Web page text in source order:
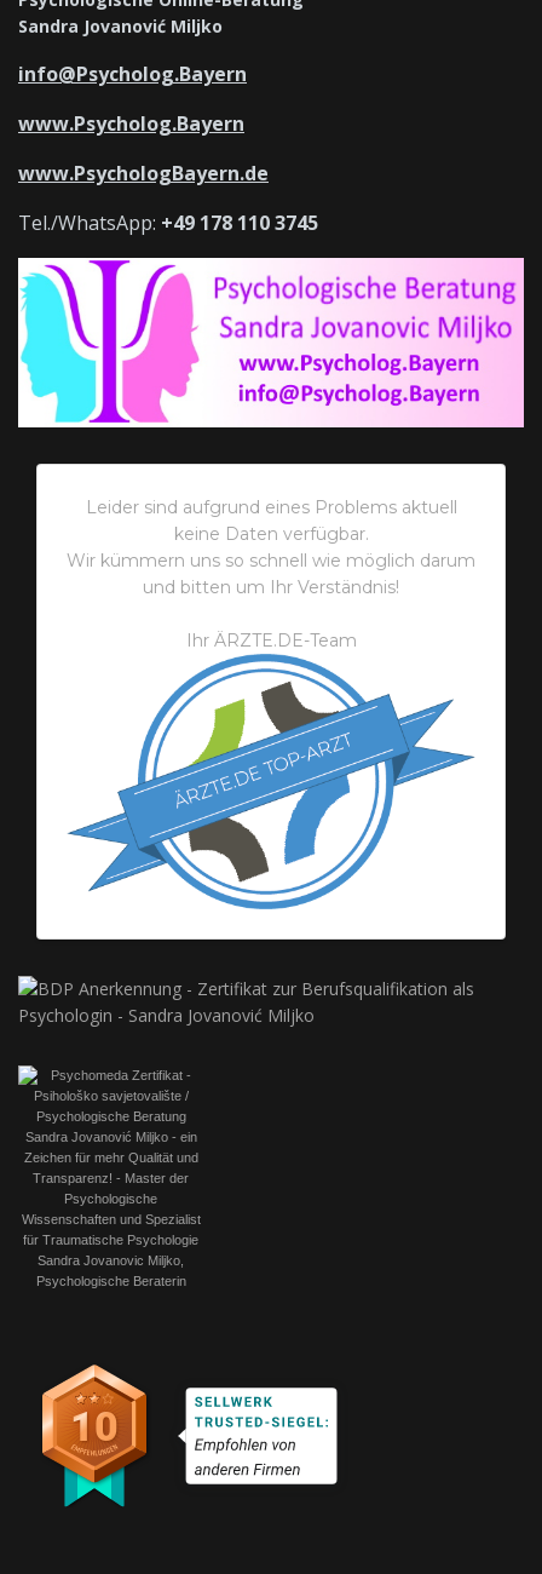
Sandra Jovanović Miljko
info@Psycholog.Bayern
www.Psycholog.Bayern
www.PsychologBayern.de
Tel./WhatsApp: +49 178 110 3745
Leider sind aufgrund eines Problems aktuell
keine Daten verfügbar.
Wir kümmern uns so schnell wie möglich darum
und bitten um Ihr Verständnis!
Ihr ÄRZTE.DE-Team